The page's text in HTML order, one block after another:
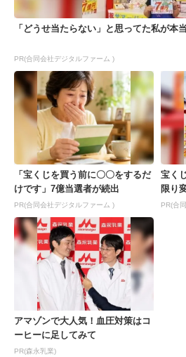
「どうせ当たらない」と思ってた私が本
PR(合同会社デジタルファーム )
「宝くじを買う前に〇〇をするだ
けです」7億当選者が続出
PR(合同会社デジタルファーム )
宝く
限り
PR(合
アマゾンで大人気！血圧対策はコ
ーヒーに足してみて
PR(森永乳業)